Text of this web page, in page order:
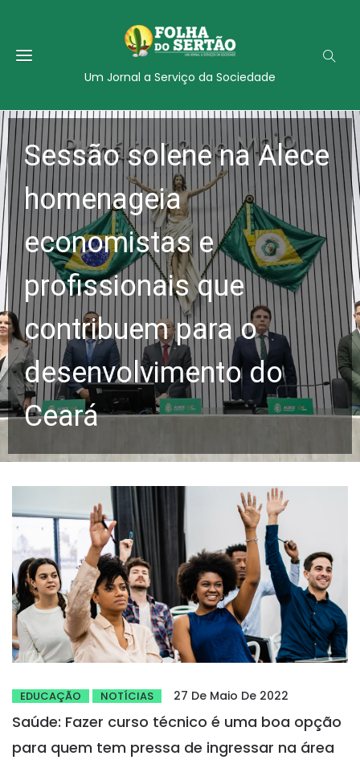
Um Jornal a Serviço da Sociedade
Sessão solene na Alece
homenageia
economistas e
profissionais que
contribuem para o
desenvolvimento do
Ceará
EDUCAÇÃO NOTÍCIAS 27 De Maio De 2022
Saúde: Fazer curso técnico é uma boa opção
para quem tem pressa de ingressar na área